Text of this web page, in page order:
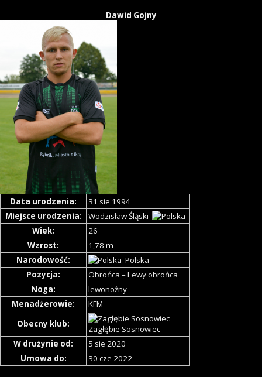
Dawid Gojny
Data urodzenia:
31 sie 1994
Miejsce urodzenia:
Wodzisław Śląski
Wiek:
26
Wzrost:
1,78 m
Narodowość:
Polska
Pozycja:
Obrońca – Lewy obrońca
Noga:
lewonożny
Menadżerowie:
KFM
Obecny klub:
Zagłębie Sosnowiec
W drużynie od:
5 sie 2020
Umowa do:
30 cze 2022